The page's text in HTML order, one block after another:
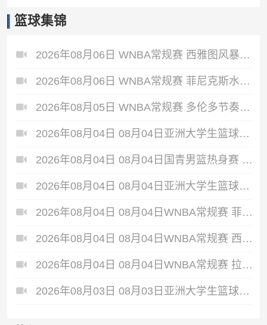
篮球集锦
2026年08月06日 WNBA常规赛 西雅图风暴 86 - 92 纽约自由人 全场集锦
2026年08月06日 WNBA常规赛 菲尼克斯水星 82 - 96 亚特兰大梦想 全场集锦
2026年08月05日 WNBA常规赛 多伦多节奏 81 - 92 金州女武神 全场集锦
2026年08月04日 08月04日亚洲大学生篮球联赛小组赛 延世大学 82 - 83 北京大学 集锦
2026年08月04日 08月04日国青男篮热身赛 中国U18男篮 94 - 85 加拿大大卫·安篮球学院 集锦
2026年08月04日 08月04日亚洲大学生篮球联赛小组赛 早稻田大学 71 - 86 清华大学 集锦
2026年08月04日 08月04日WNBA常规赛 菲尼克斯水星106-101芝加哥天空 全场集锦
2026年08月04日 08月04日WNBA常规赛 西雅图风暴83-95纽约自由人 全场集锦
2026年08月04日 08月04日WNBA常规赛 拉斯维加斯王牌109-87亚特兰大梦想 全场集锦
2026年08月03日 08月03日亚洲大学生篮球联赛小组赛 政治大学 83 - 71 上海交通大学 集锦